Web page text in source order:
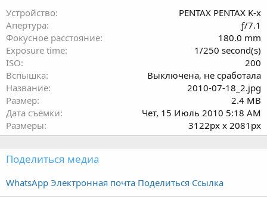
з
ё
Устройство
PENTAX PENTAX K-x
Апертура
ƒ/7.1
Фокусное расстояние
180.0 mm
Exposure time
1/250 second(s)
ISO
200
Вспышка
Выключена, не сработала
Название
2010-07-18_2.jpg
Размер
2.4 MB
Дата съёмки
Чет, 15 Июль 2010 5:18 AM
Размеры
3122px x 2081px
Поделиться медиа
WhatsApp Электронная почта Поделиться Ссылка